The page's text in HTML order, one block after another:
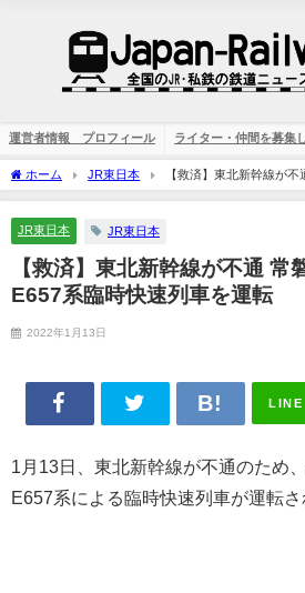
運営者情報 プロフィール ライター・仲間を募集
ホーム JR東日本
【救済】東北新幹線が
臨時快速列車を運転
JR東日本 JR東日本
【救済】東北新幹線が不通 常
E657系臨時快速列車を運転
2022年1月13日
LINE
1月13日、東北新幹線が不通のため
E657系による臨時快速列車が運転さ